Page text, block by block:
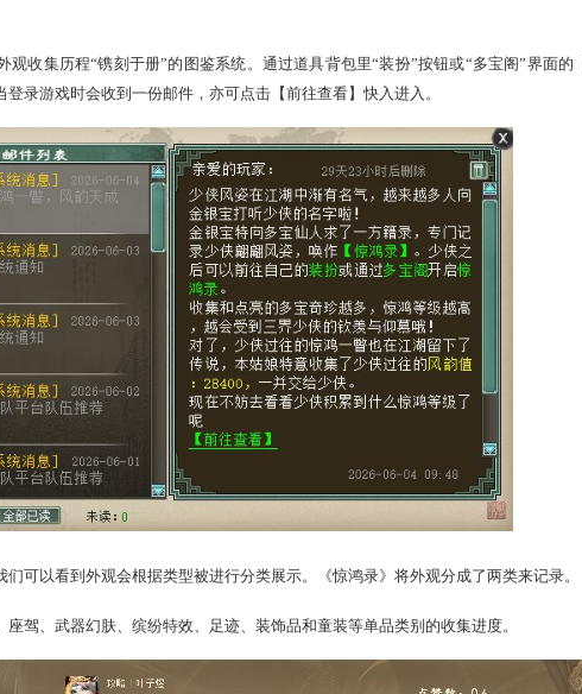
们所有外观收集历程“镌刻于册”的图鉴系统。通过道具背包里“装
兄弟们在当登录游戏时会收到一份邮件，亦可点击【前往查看】快入